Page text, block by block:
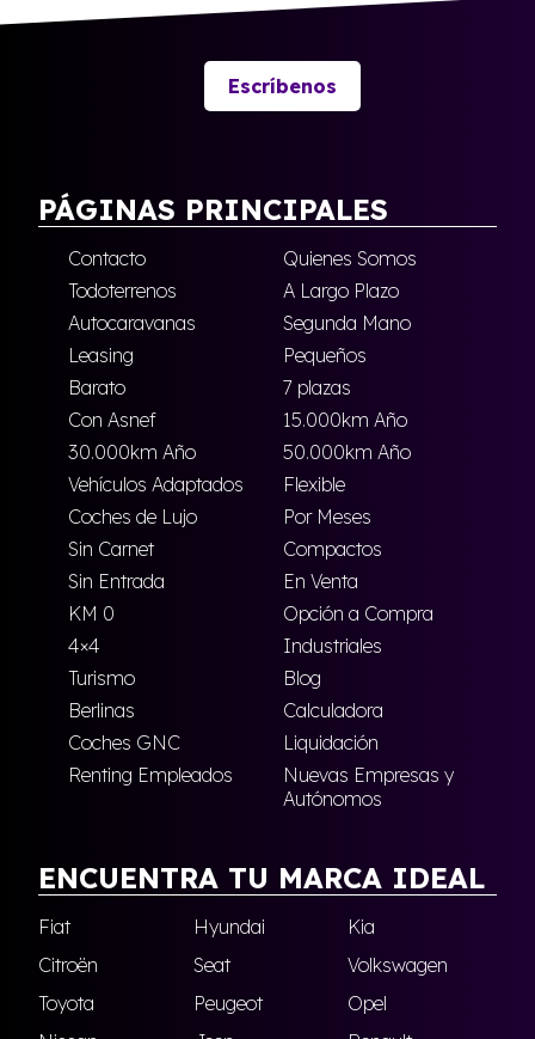
Escríbenos
PÁGINAS PRINCIPALES
Contacto
Quienes Somos
Todoterrenos
A Largo Plazo
Autocaravanas
Segunda Mano
Leasing
Pequeños
Barato
7 plazas
Con Asnef
15.000km Año
30.000km Año
50.000km Año
Vehículos Adaptados
Flexible
Coches de Lujo
Por Meses
Sin Carnet
Compactos
Sin Entrada
En Venta
KM 0
Opción a Compra
4×4
Industriales
Turismo
Blog
Berlinas
Calculadora
Coches GNC
Liquidación
Renting Empleados
Nuevas Empresas y
Autónomos
ENCUENTRA TU MARCA IDEAL
Fiat Hyundai
Kia
Citroën
Seat
Volkswagen
Toyota
Peugeot
Opel